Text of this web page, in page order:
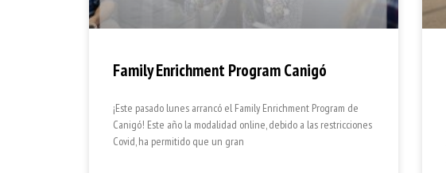
Family Enrichment Program Canigó
¡Este pasado lunes arrancó el Family Enrichment Program de
Canigó! Este año la modalidad online, debido a las restricciones
Covid, ha permitido que un gran